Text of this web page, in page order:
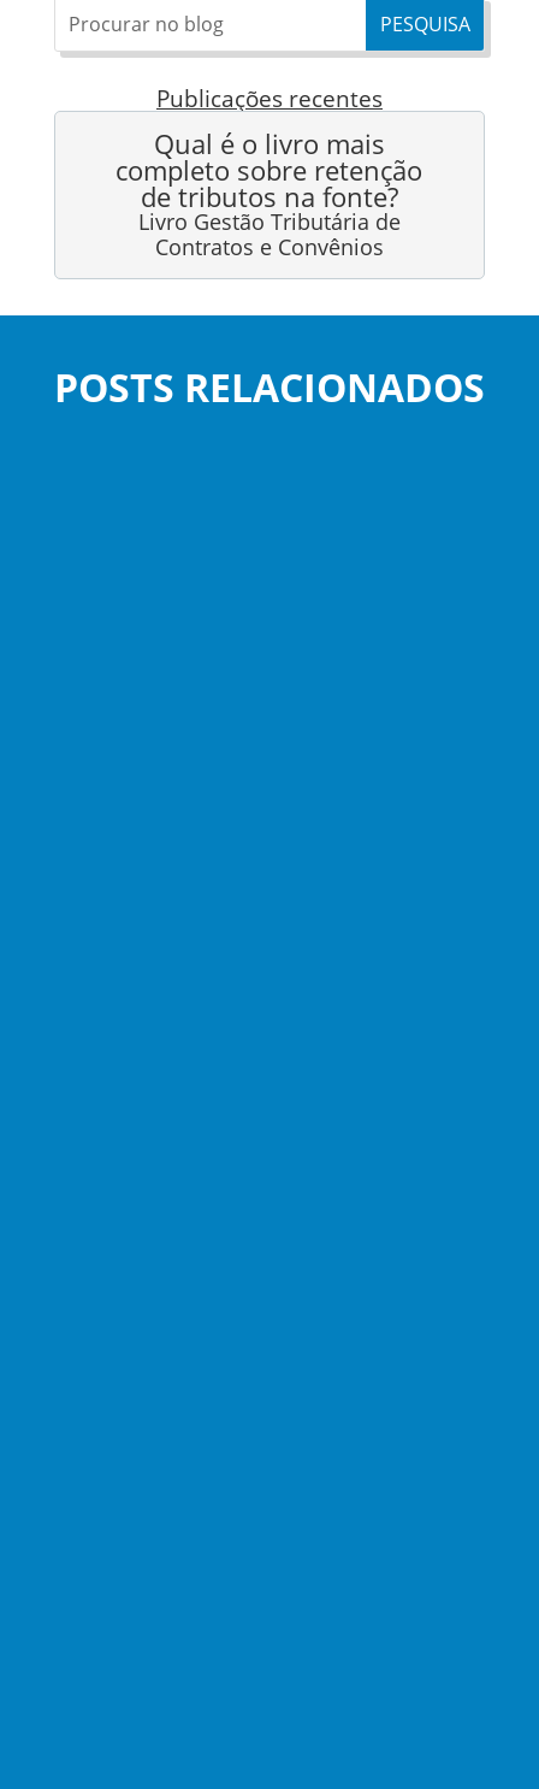
Publicações recentes
Qual é o livro mais
completo sobre retenção
de tributos na fonte?
Livro Gestão Tributária de
Contratos e Convênios
POSTS RELACIONADOS